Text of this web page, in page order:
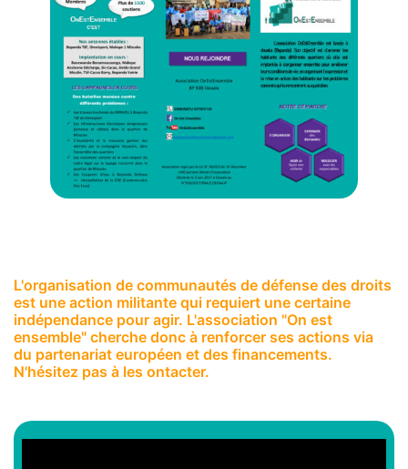
L'organisation de communautés de défense des droits
est une action militante qui requiert une certaine
indépendance pour agir. L'association "On est
ensemble" cherche donc à renforcer ses actions via
du partenariat européen et des financements.
N'hésitez pas à les ontacter.